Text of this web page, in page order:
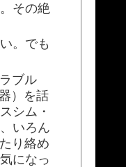
その絶
。でも
ブル
）を話
シム・
いろん
り絡め
になっ